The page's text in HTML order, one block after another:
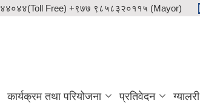
Free) +९७७ ९८५८३२०११५ (Mayor)
कार्यक्रम तथा परियोजना प्रतिवेदन ग्यालरी